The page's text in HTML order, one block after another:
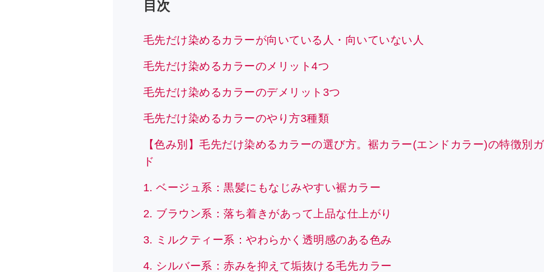
目次
毛先だけ染めるカラーが向いている人・向いていない人
毛先だけ染めるカラーのメリット4つ
毛先だけ染めるカラーのデメリット3つ
毛先だけ染めるカラーのやり方3種類
【色み別】毛先だけ染めるカラーの選び方。裾カラー(エンドカラー)の特徴別
ド
1. ベージュ系：黒髪にもなじみやすい裾カラー
2. ブラウン系：落ち着きがあって上品な仕上がり
3. ミルクティー系：やわらかく透明感のある色み
4. シルバー系：赤みを抑えて垢抜ける毛先カラー